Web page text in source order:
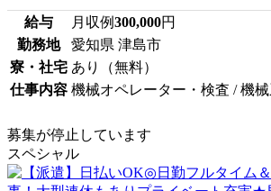
給与 月収例300,000円
勤務地
愛知県 津島市
寮・社宅 あり（無料）
仕事内容 機械オペレーター・検査 / 機械
募集が停止しています
スペシャル